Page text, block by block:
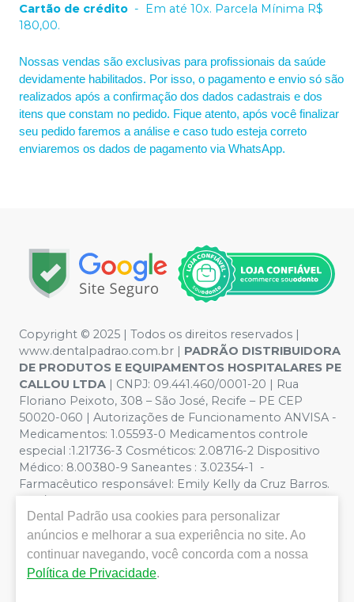
Cartão de crédito - Em até 10x. Parcela Mínima R$
180,00.
Nossas vendas são exclusivas para profissionais da saúde
devidamente habilitados. Por isso, o pagamento e envio só são
realizados após a confirmação dos dados cadastrais e dos
itens que constam no pedido. Fique atento, após você finalizar
seu pedido faremos a análise e caso tudo esteja correto
enviaremos os dados de pagamento via WhatsApp.
Copyright © 2025 | Todos os direitos reservados |
www.dentalpadrao.com.br | PADRÃO DISTRIBUIDORA
DE PRODUTOS E EQUIPAMENTOS HOSPITALARES PE
CALLOU LTDA | CNPJ: 09.441.460/0001-20 | Rua
Floriano Peixoto, 308 – São José, Recife – PE CEP
50020-060 | Autorizações de Funcionamento ANVISA -
Medicamentos: 1.05593-0 Medicamentos controle
especial :1.21736-3 Cosméticos: 2.08716-2 Dispositivo
Médico: 8.00380-9 Saneantes : 3.02354-1 -
Farmacêutico responsável: Emily Kelly da Cruz Barros.
CRF/PE nº 10109 | Política de Privacidade e Segurança -
Fotos meramente ilustrativas - Os preços e condições
da loja virtual estão sujeitos a alterações. Em caso de
divergência de preços no site, o valor válido é o do
Carrinho de Compra. Não vendemos por atacado, por
isso nos reservamos o direito de não atender compras
Dental Padrão usa cookies para personalizar
anúncios e melhorar a sua experiência no site. Ao
continuar navegando, você concorda com a nossa
Política de Privacidade.